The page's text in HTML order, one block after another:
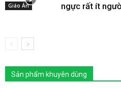
Giáo Án
ngực rất ít
Sản phẩm khuyên dùng